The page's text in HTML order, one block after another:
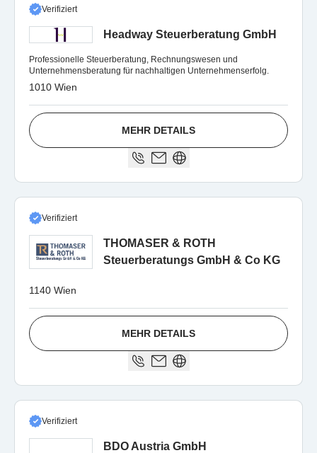
Verifiziert
Headway Steuerberatung GmbH
Professionelle Steuerberatung, Rechnungswesen und
Unternehmensberatung für nachhaltigen Unternehmenserfolg.
1010 Wien
MEHR DETAILS
Verifiziert
THOMASER & ROTH
Steuerberatungs GmbH & Co KG
1140 Wien
MEHR DETAILS
Verifiziert
BDO Austria GmbH